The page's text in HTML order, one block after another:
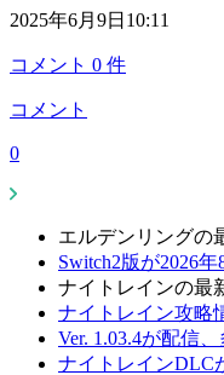
2025年6月9日10:11
コメント 0 件
コメント
0
エルデンリングの
Switch2版が2026
ナイトレインの最
ナイトレイン攻略
Ver. 1.03.4が配信
ナイトレインDLC